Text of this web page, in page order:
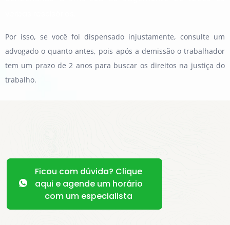
Por isso, se você foi dispensado injustamente, consulte um
advogado o quanto antes, pois após a demissão o trabalhador
tem um prazo de 2 anos para buscar os direitos na justiça do
trabalho.
Ficou com dúvida? Clique
aqui e agende um horário
com um especialista